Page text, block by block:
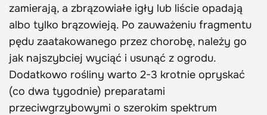
zamierają, a zbrązowiałe igły lub liście opadają
albo tylko brązowieją. Po zauważeniu fragmentu
pędu zaatakowanego przez chorobę, należy go
jak najszybciej wyciąć i usunąć z ogrodu.
Dodatkowo rośliny warto 2-3 krotnie opryskać
(co dwa tygodnie) preparatami
przeciwgrzybowymi o szerokim spektrum